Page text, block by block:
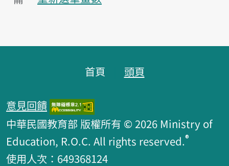
首頁 頭頁
意見回饋
中華民國教育部 版權所有 © 2026 Ministry of
Education, R.O.C. All rights reserved.®
使用人次：649368124